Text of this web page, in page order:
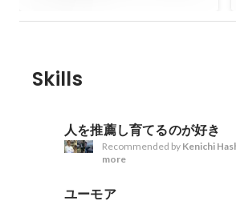
Skills
人を推薦し育てるのが好き
Recommended by Kenichi
more
ユーモア